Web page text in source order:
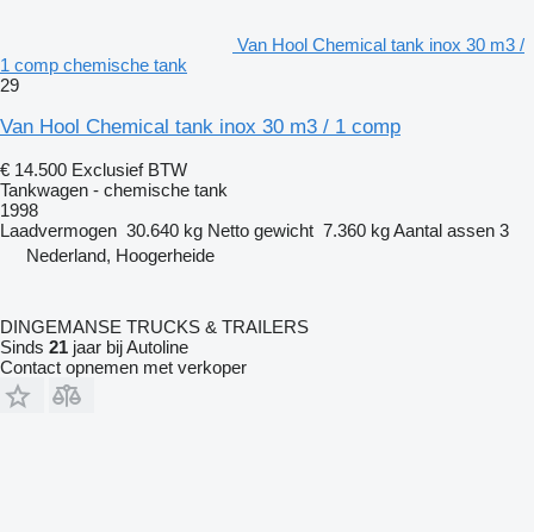
Van Hool Chemical tank inox 30 m3 /
1 comp chemische tank
29
Van Hool Chemical tank inox 30 m3 / 1 comp
€ 14.500 Exclusief BTW
Tankwagen - chemische tank
1998
Laadvermogen 30.640 kg Netto gewicht 7.360 kgAantal assen 3
Nederland, Hoogerheide
DINGEMANSE TRUCKS & TRAILERS
Sinds 21 jaar bij Autoline
Contact opnemen met verkoper